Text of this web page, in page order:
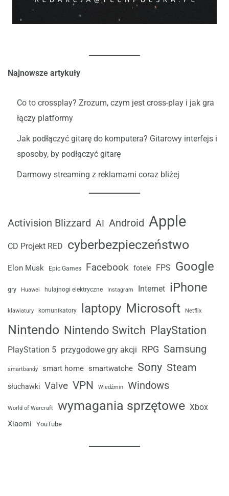
Najnowsze artykuły
Co to crossplay? Zrozum, czym jest cross-play i jak gra
łączy platformy
Jak podłączyć gitarę do komputera? Gitarowy interfejs i
sposoby, by podłączyć gitarę
Darmowy streaming z reklamami coraz bliżej
Activision Blizzard AI Android Apple
CD Projekt RED cyberbezpieczeństwo
Elon Musk Epic Games Facebook fotele FPS Google
gry Huawei hulajnogi elektryczne Instagram Internet iPhone
klawiatury komunikatory laptopy Microsoft Netflix
Nintendo Nintendo Switch PlayStation
PlayStation 5 przygodowe gry akcji RPG Samsung
smartbandy smart home smartwatche Sony Steam
słuchawki Valve VPN Wiedźmin Windows
World of Warcraft wymagania sprzętowe Xbox
Xiaomi YouTube